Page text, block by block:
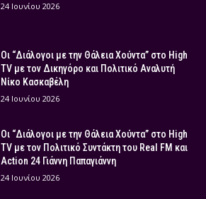
24 Ιουνίου 2026
Οι “Διάλογοι με την Θάλεια Χούντα” στο High
TV με τον Δικηγόρο και Πολιτικό Αναλυτή
Νίκο Κασκαβέλη
24 Ιουνίου 2026
Οι “Διάλογοι με την Θάλεια Χούντα” στο High
TV με τον Πολιτικό Συντάκτη του Real FM και
Action 24 Γιάννη Παπαγιάννη
24 Ιουνίου 2026